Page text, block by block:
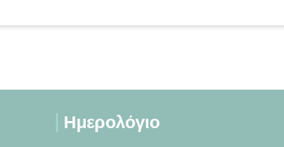
Ημερολόγιο